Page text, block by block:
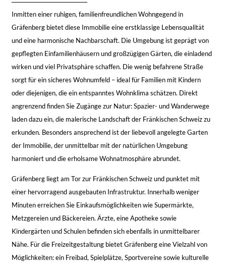
Inmitten einer ruhigen, familienfreundlichen Wohngegend in
Gräfenberg bietet diese Immobilie eine erstklassige Lebensqualität
und eine harmonische Nachbarschaft. Die Umgebung ist geprägt von
gepflegten Einfamilienhäusern und großzügigen Gärten, die einladend
wirken und viel Privatsphäre schaffen. Die wenig befahrene Straße
sorgt für ein sicheres Wohnumfeld – ideal für Familien mit Kindern
oder diejenigen, die ein entspanntes Wohnklima schätzen. Direkt
angrenzend finden Sie Zugänge zur Natur: Spazier- und Wanderwege
laden dazu ein, die malerische Landschaft der Fränkischen Schweiz zu
erkunden. Besonders ansprechend ist der liebevoll angelegte Garten
der Immobilie, der unmittelbar mit der natürlichen Umgebung
harmoniert und die erholsame Wohnatmosphäre abrundet.
Gräfenberg liegt am Tor zur Fränkischen Schweiz und punktet mit
einer hervorragend ausgebauten Infrastruktur. Innerhalb weniger
Minuten erreichen Sie Einkaufsmöglichkeiten wie Supermärkte,
Metzgereien und Bäckereien. Ärzte, eine Apotheke sowie
Kindergärten und Schulen befinden sich ebenfalls in unmittelbarer
Nähe. Für die Freizeitgestaltung bietet Gräfenberg eine Vielzahl von
Möglichkeiten: ein Freibad, Spielplätze, Sportvereine sowie kulturelle